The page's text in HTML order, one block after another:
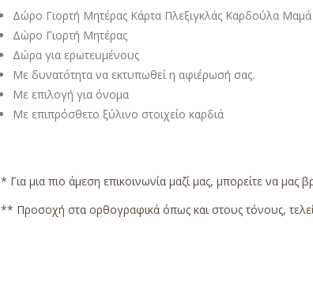
Δώρο Γιορτή Μητέρας Κάρτα Πλεξιγκλάς Καρδούλα
Δώρο Γιορτή Μητέρας
Δώρα για ερωτευμένους
Με δυνατότητα να εκτυπωθεί η αφιέρωσή σας.
Με επιλογή για όνομα
Με επιπρόσθετο ξύλινο στοιχείο καρδιά
* Για μια πιο άμεση επικοινωνία μαζί μας, μπορείτε να μας
** Προσοχή στα ορθογραφικά όπως και στους τόνους,